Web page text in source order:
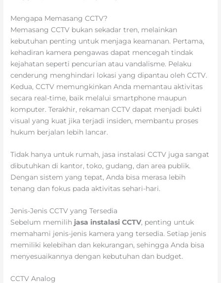
Mengapa Memasang CCTV?
Memasang CCTV bukan sekadar tren, melainkan
kebutuhan penting untuk menjaga keamanan. Pertama,
kehadiran kamera pengawas dapat mencegah tindak
kejahatan seperti pencurian atau vandalisme. Pelaku
cenderung menghindari lokasi yang dipantau oleh CCTV.
Kedua, CCTV memungkinkan Anda memantau aktivitas
secara real-time, baik melalui smartphone maupun
komputer. Terakhir, rekaman CCTV dapat menjadi bukti
visual yang kuat jika terjadi insiden, membantu proses
hukum berjalan lebih lancar.
Tidak hanya untuk rumah, jasa instalasi CCTV juga sangat
dibutuhkan di kantor, toko, gudang, dan area publik.
Dengan sistem yang tepat, Anda bisa merasa lebih
tenang dan fokus pada aktivitas sehari-hari.
Jenis-Jenis CCTV yang Tersedia
Sebelum memilih jasa instalasi CCTV, penting untuk
memahami jenis-jenis kamera yang tersedia. Setiap jenis
memiliki kelebihan dan kekurangan, sehingga Anda bisa
menyesuaikannya dengan kebutuhan dan budget.
CCTV Analog